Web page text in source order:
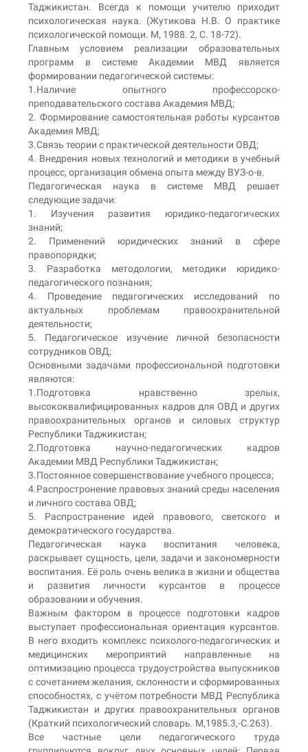
Таджикистан. Всегда к помощи учителю приходит
психологическая наука. (Жутикова Н.В. О практике
психологической помощи. М, 1988. 2, С. 18-72).
Главным условием реализации образовательных
программ в системе Академии МВД является
формировании педагогической системы:
1.Наличие опытного профессорско-
преподавательского состава Академия МВД;
2. Формирование самостоятельная работы курсантов
Академия МВД;
3.Связь теории с практической деятельности ОВД;
4. Внедрения новых технологий и методики в учебный
процесс, организация обмена опыта между ВУЗ-о-в.
Педагогическая наука в системе МВД решает
следующие задачи:
1. Изучения развития юридико-педагогических
знаний;
2. Применений юридических знаний в сфере
правопорядки;
3. Разработка методологии, методики юридико-
педагогического познания;
4. Проведение педагогических исследований по
актуальных проблемам правоохранительной
деятельности;
5. Педагогическое изучение личной безопасности
сотрудников ОВД;
Основными задачами профессиональной подготовки
являются:
1.Подготовка нравственно зрелых,
высококвалифицированных кадров для ОВД и других
правоохранительных органов и силовых структур
Республики Таджикистан;
2.Подготовка научно-педагогических кадров
Академии МВД Республики Таджикистан;
3.Постоянное совершенствование учебного процесса;
4.Распростронение правовых знаний среды населения
и личного состава ОВД;
5. Распространение идей правового, светского и
демократического государства.
Педагогическая наука воспитания человека,
раскрывает сущность, цели, задачи и закономерности
воспитания. Её роль очень велика в жизни и общества
и развития личности курсантов в процессе
образовании и обучения.
Важным фактором в процессе подготовки кадров
выступает профессиональная ориентация курсантов.
В него входить комплекс психолого-педагогических и
медицинских мероприятий направленные на
оптимизацию процесса трудоустройства выпускников
с сочетанием желания, склонности и сформированных
способностях, с учётом потребности МВД Республика
Таджикистан и других правоохранительных органов
(Краткий психологический словарь. М,1985.3,-С.263).
Все частные цели педагогического труда